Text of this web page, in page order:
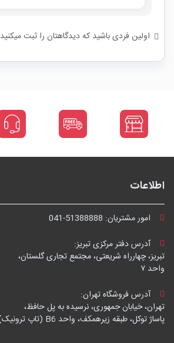
اولین فردی باشید که دیدگاهتان را ثبت میکنید
اطلاعات
امور مشتریان: 041-51388888
آدرس دفتر مرکزی تبریز:
تبریز، چهارراه شریعتی، مجتمع تجاری گلستان،
واحد ۷
آدرس فروشگاه تهران:
تهران، خیابان جمهوری، نرسیده به پل حافظ،
پاساژ توکل، طبقه زیرهمکف، واحد B6 (تاپ ترونیک)